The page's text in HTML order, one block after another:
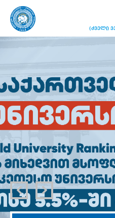
(ძველი
ᲚᲘᲓᲔᲠᲘ